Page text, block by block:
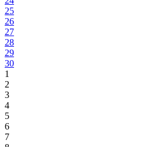
25
26
27
28
29
30
1
2
3
4
5
6
7